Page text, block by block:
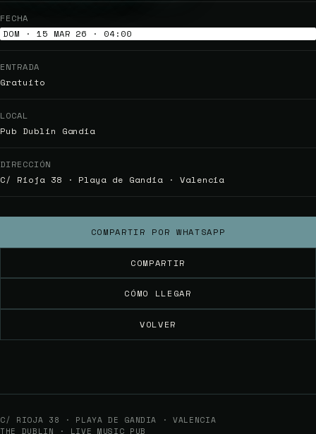
FECHA
DOM · 15 MAR 26 · 04:00
ENTRADA
Gratuito
LOCAL
Pub Dublin Gandia
DIRECCIÓN
C/ Rioja 38 · Playa de Gandia · Valencia
COMPARTIR POR WHATSAPP
COMPARTIR
CÓMO LLEGAR
VOLVER
C/ RIOJA 38 · PLAYA DE GANDIA · VALENCIA
THE DUBLIN · LIVE MUSIC PUB